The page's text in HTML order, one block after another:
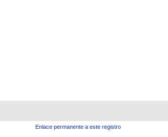
Enlace permanente a este registro